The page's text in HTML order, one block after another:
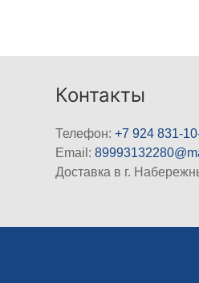
Контакты
Телефон:+7 924 831-
Email:
Доставка в г.